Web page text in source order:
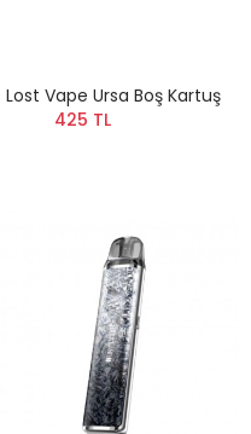
Lost Vape Ursa Boş Kartuş
425 TL